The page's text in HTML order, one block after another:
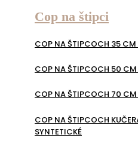
Cop na štipci
COP NA ŠTIPCOCH 35 CM
COP NA ŠTIPCOCH 50 CM
COP NA ŠTIPCOCH 70 CM
COP NA ŠTIPCOCH
SYNTETICKÉ